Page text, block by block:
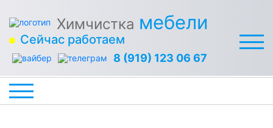
Химчистка мебели
Сейчас работаем
8 (919) 123 06 67